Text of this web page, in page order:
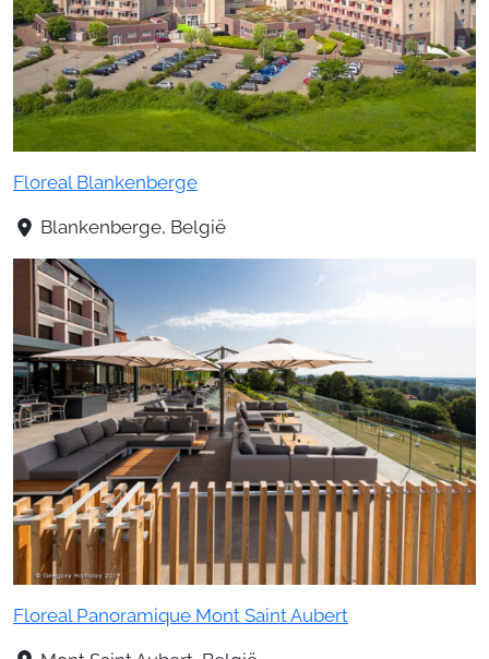
Floreal Blankenberge
Blankenberge, België
Floreal Panoramique Mont Saint Aubert